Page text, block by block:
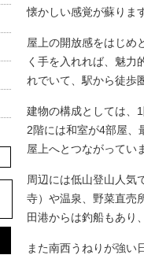
懐かしい感覚が蘇りま
屋上の開放感をはじめ
く手を入れれば、魅力
れでいて、駅から徒歩
建物の構成としては、
2階には和室が4部屋、
屋上へとつながってい
周辺には低山登山人気
寺）や温泉、野菜直売
田港からは釣船もあり
また南西うねりが強い